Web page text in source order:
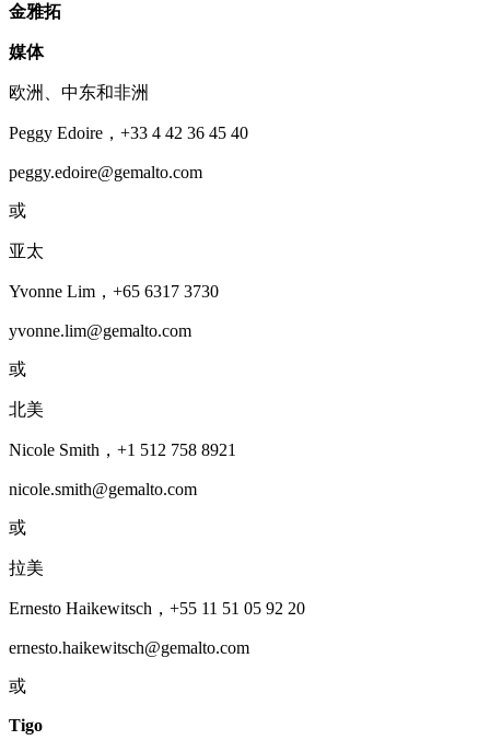
金雅拓
媒体
欧洲、中东和非洲
Peggy Edoire，+33 4 42 36 45 40
peggy.edoire@gemalto.com
或
亚太
Yvonne Lim，+65 6317 3730
yvonne.lim@gemalto.com
或
北美
Nicole Smith，+1 512 758 8921
nicole.smith@gemalto.com
或
拉美
Ernesto Haikewitsch，+55 11 51 05 92 20
ernesto.haikewitsch@gemalto.com
或
Tigo